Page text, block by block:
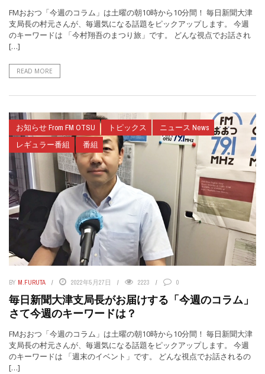
FMおおつ「今週のコラム」は土曜の朝10時から10分間！ 毎日新聞大津
支局長の村元さんが、毎週気になる話題をピックアップします。 今週
のキーワードは 「今村翔吾のまつり旅」です。 どんな視点でお話され
[…]
READ MORE
お知らせ From FM OTSU トピックス
ニュース News
レギュラー番組
番組
BY M.FURUTA 2022年5月27日 2223 0
毎日新聞大津支局長がお届けする「今週のコラム」
さて今週のキーワードは？
FMおおつ「今週のコラム」は土曜の朝10時から10分間！ 毎日新聞大津
支局長の村元さんが、毎週気になる話題をピックアップします。 今週
のキーワードは 「週末のイベント」です。 どんな視点でお話されるの
[…]